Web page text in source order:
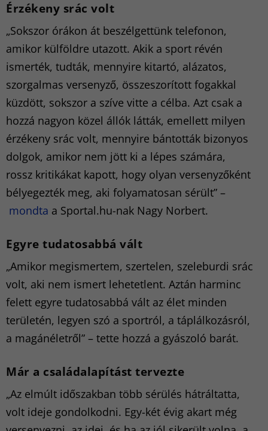
Érzékeny srác volt
„Sokszor órákon át beszélgettünk telefonon,
amikor külföldre utazott. Akik a sport révén
ismerték, tudták, mennyire kitartó, alázatos,
szorgalmas versenyző, összeszorított fogakkal
küzdött, sokszor a szíve vitte a célba. Azt csak a
hozzá nagyon közel állók látták, emellett milyen
érzékeny srác volt, mennyire bántották bizonyos
dolgok, amikor nem jött ki a lépes számára,
rossz kritikákat kapott, hogy olyan versenyzőként
bélyegezték meg, aki folyamatosan sérült” –
mondta a Sportal.hu-nak Nagy Norbert.
Egyre tudatosabbá vált
„Amikor megismertem, szertelen, szeleburdi srác
volt, aki nem ismert lehetetlent. Aztán harminc
felett egyre tudatosabbá vált az élet minden
területén, legyen szó a sportról, a táplálkozásról,
a magánéletről” – tette hozzá a gyászoló barát.
Már a családalapítást tervezte
„Az elmúlt időszakban több sérülés hátráltatta,
volt ideje gondolkodni. Egy-két évig akart még